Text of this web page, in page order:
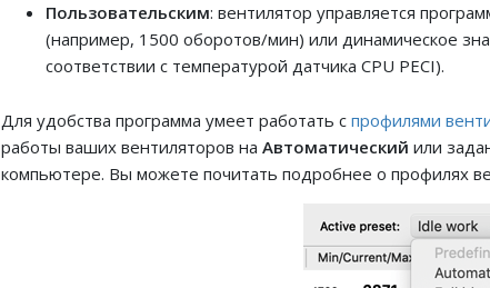
Пользовательским: вентилятор управляется
(например, 1500 оборотов/мин) или динамическое
соответствии с температурой датчика CPU PECI).
Для удобства программа умеет работать с профилями
работы ваших вентиляторов на Автоматический или
компьютере. Вы можете почитать подробнее о профилях